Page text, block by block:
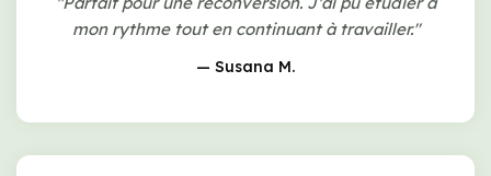
mon rythme tout en continuant à travailler."
— Susana M.